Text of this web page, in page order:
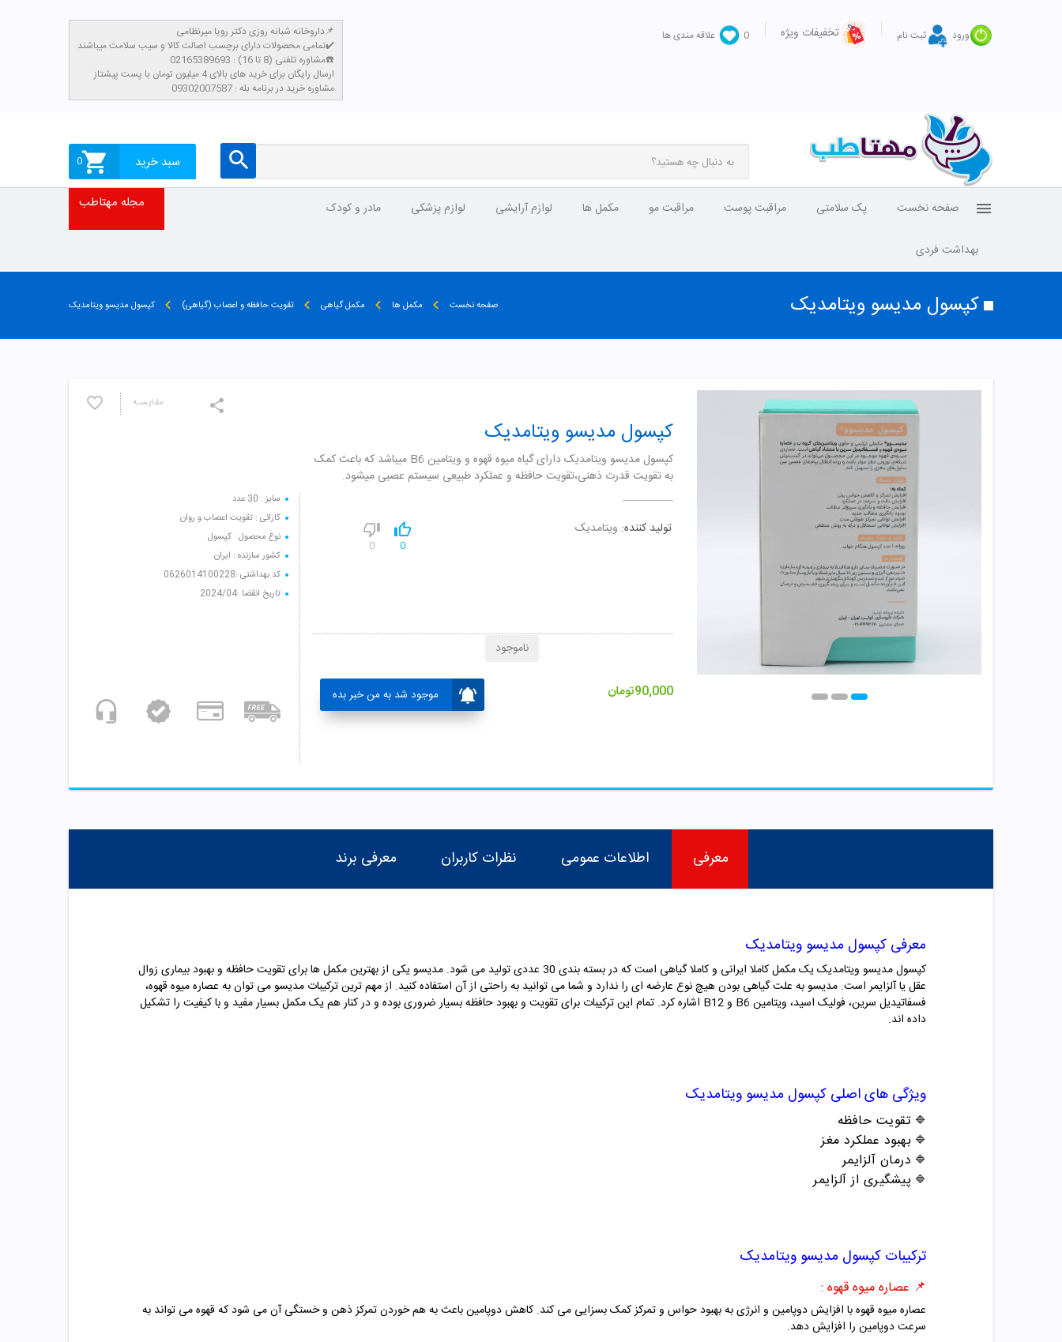
ورود ثبت نام تخفیفات ویژه 0 علاقه مندی ها
داروخانه شبانه روزی دکتر رویا میرنظامی📌
تمامی محصولات دارای برچسب اصالت کالا و سیب سلامت میباشند✔️
مشاوره تلفنی (8 تا 16) : 02165389693☎️
​ارسال رایگان برای خرید های بالای 4 میلیون تومان با پست پیشتاز
مشاوره خرید در برنامه بله : 09302007587
سبد خرید 0
صفحه نخست پک سلامتی مراقبت پوست مراقبت مو مکمل ها لوازم آرایشی لوازم پزشکی مادر و کودک
بهداشت فردی
مجله مهتاطب
کپسول مدیسو ویتامدیک صفحه نخست مکمل ها مکمل گیاهی تقویت حافظه و اعصاب (گیاهی) کپسول مدیسو ویتامدیک
مقایسـه
سایز : 30 عدد
کارائی :‌ تقویت اعصاب و روان
نوع محصول : کپسول
کشور سازنده : ایران
کد بهداشتی :‌0626014100228
تاریخ انقضا :‌2024/04
کپسول مدیسو ویتامدیک
کپسول مدیسو ویتامدیک دارای گیاه میوه قهوه و ویتامین B6 میباشد که باعث کمک
به تقویت قدرت ذهنی،تقویت حافظه و عملکرد طبیعی سیستم عصبی میشود.
تولید کننده: ویتامدیک
0
0
90,000تومان موجود شد به من خبر بده
ناموجود
معرفی اطلاعات عمومی نظرات کاربران معرفی برند
معرفی کپسول مدیسو ویتامدیک
کپسول مدیسو ویتامدیک یک مکمل کاملا ایرانی و کاملا گیاهی است که در بسته بندی 30 عددی تولید می شود
. مدیسو یکی از بهترین مکمل ها برای تقویت حافظه و بهبود بیماری زوال
عقل یا آلزایمر است. مدیسو به علت گیاهی بودن هیچ نوع عارضه ای را ندارد و شما می توانید به راحتی از آن استفاده کنید. از مهم ترین ترکیبات مدیسو می توان به عصاره میوه قهوه،
فسفاتیدیل سرین، فولیک اسید، ویتامین B6 و B12 اشاره کرد. تمام این ترکیبات برای تقویت و بهبود حافظه بسیار ضروری بوده و در کنار هم یک مکمل بسیار مفید و با کیفیت را تشکیل
داده اند.
ویژگی های اصلی کپسول مدیسو ویتامدیک
🔷 تقویت حافظه
🔷 بهبود عملکرد مغز
🔷 درمان آلزایمر
🔷 پیشگیری از آلزایمر
ترکیبات کپسول مدیسو ویتامدیک
📌 عصاره میوه قهوه :
عصاره میوه قهوه با افزایش دوپامین و انرژی به بهبود حواس و تمرکز کمک بسزایی می کند. کاهش دوپامین باعث به هم خوردن تمرکز ذهن و خستگی آن می شود که قهوه می تواند به
سرعت دوپامین را افزایش دهد.